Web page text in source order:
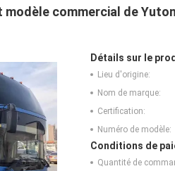
modèle commercial de
Détails sur le
Lieu d'origine:
Nom de marque:
Certification:
Numéro de modèle:
Conditions de
Quantité de